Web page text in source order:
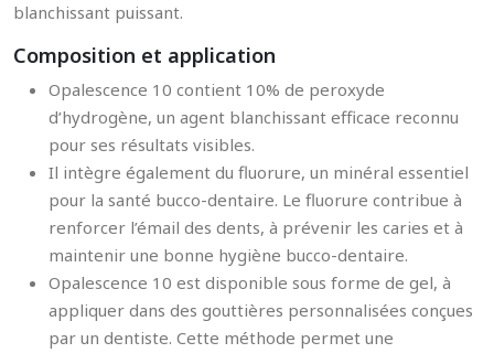
blanchissant puissant.
Composition et application
Opalescence 10 contient 10% de peroxyde
d’hydrogène, un agent blanchissant efficace reconnu
pour ses résultats visibles.
Il intègre également du fluorure, un minéral essentiel
pour la santé bucco-dentaire. Le fluorure contribue à
renforcer l’émail des dents, à prévenir les caries et à
maintenir une bonne hygiène bucco-dentaire.
Opalescence 10 est disponible sous forme de gel, à
appliquer dans des gouttières personnalisées conçues
par un dentiste. Cette méthode permet une